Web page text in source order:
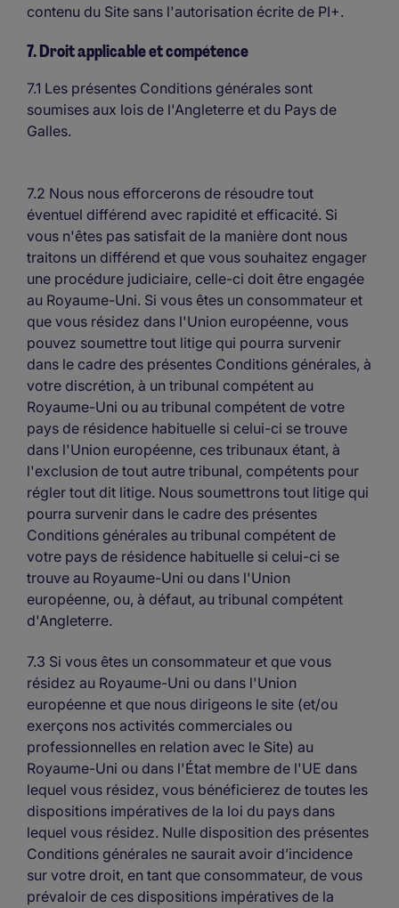
contenu du Site sans l'autorisation écrite de PI+.
7. Droit applicable et compétence
7.1 Les présentes Conditions générales sont
soumises aux lois de l'Angleterre et du Pays de
Galles.
7.2 Nous nous efforcerons de résoudre tout
éventuel différend avec rapidité et efficacité. Si
vous n'êtes pas satisfait de la manière dont nous
traitons un différend et que vous souhaitez engager
une procédure judiciaire, celle-ci doit être engagée
au Royaume-Uni. Si vous êtes un consommateur et
que vous résidez dans l'Union européenne, vous
pouvez soumettre tout litige qui pourra survenir
dans le cadre des présentes Conditions générales, à
votre discrétion, à un tribunal compétent au
Royaume-Uni ou au tribunal compétent de votre
pays de résidence habituelle si celui-ci se trouve
dans l'Union européenne, ces tribunaux étant, à
l'exclusion de tout autre tribunal, compétents pour
régler tout dit litige. Nous soumettrons tout litige qui
pourra survenir dans le cadre des présentes
Conditions générales au tribunal compétent de
votre pays de résidence habituelle si celui-ci se
trouve au Royaume-Uni ou dans l'Union
européenne, ou, à défaut, au tribunal compétent
d'Angleterre.
7.3 Si vous êtes un consommateur et que vous
résidez au Royaume-Uni ou dans l'Union
européenne et que nous dirigeons le site (et/ou
exerçons nos activités commerciales ou
professionnelles en relation avec le Site) au
Royaume-Uni ou dans l'État membre de l'UE dans
lequel vous résidez, vous bénéficierez de toutes les
dispositions impératives de la loi du pays dans
lequel vous résidez. Nulle disposition des présentes
Conditions générales ne saurait avoir d’incidence
sur votre droit, en tant que consommateur, de vous
prévaloir de ces dispositions impératives de la